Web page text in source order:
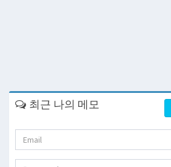
최근 나의 메모